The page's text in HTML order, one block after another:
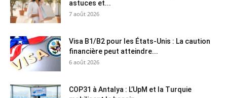
astuces et...
7 août 2026
Visa B1/B2 pour les États-Unis : La caution
financière peut atteindre...
6 août 2026
COP31 à Antalya : L’UpM et la Turquie